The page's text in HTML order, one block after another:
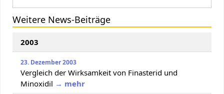
Weitere News-Beiträge
2003
23. Dezember 2003
Vergleich der Wirksamkeit von Finasterid und
Minoxidil → mehr